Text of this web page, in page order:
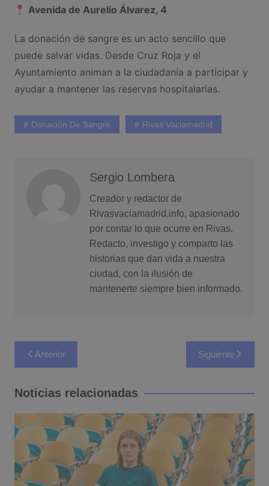
Avenida de Aurelio Álvarez, 4
La donación de sangre es un acto sencillo que
puede salvar vidas. Desde Cruz Roja y el
Ayuntamiento animan a la ciudadanía a participar y
ayudar a mantener las reservas hospitalarias.
Donación De Sangre Rivas Vaciamadrid
Sergio Lombera
Creador y redactor de
Rivasvaciamadrid.info, apasionado
por contar lo que ocurre en Rivas.
Redacto, investigo y comparto las
historias que dan vida a nuestra
ciudad, con la ilusión de
mantenerte siempre bien informado.
Navegación
de
entradas
Anterior Siguiente
Noticias relacionadas